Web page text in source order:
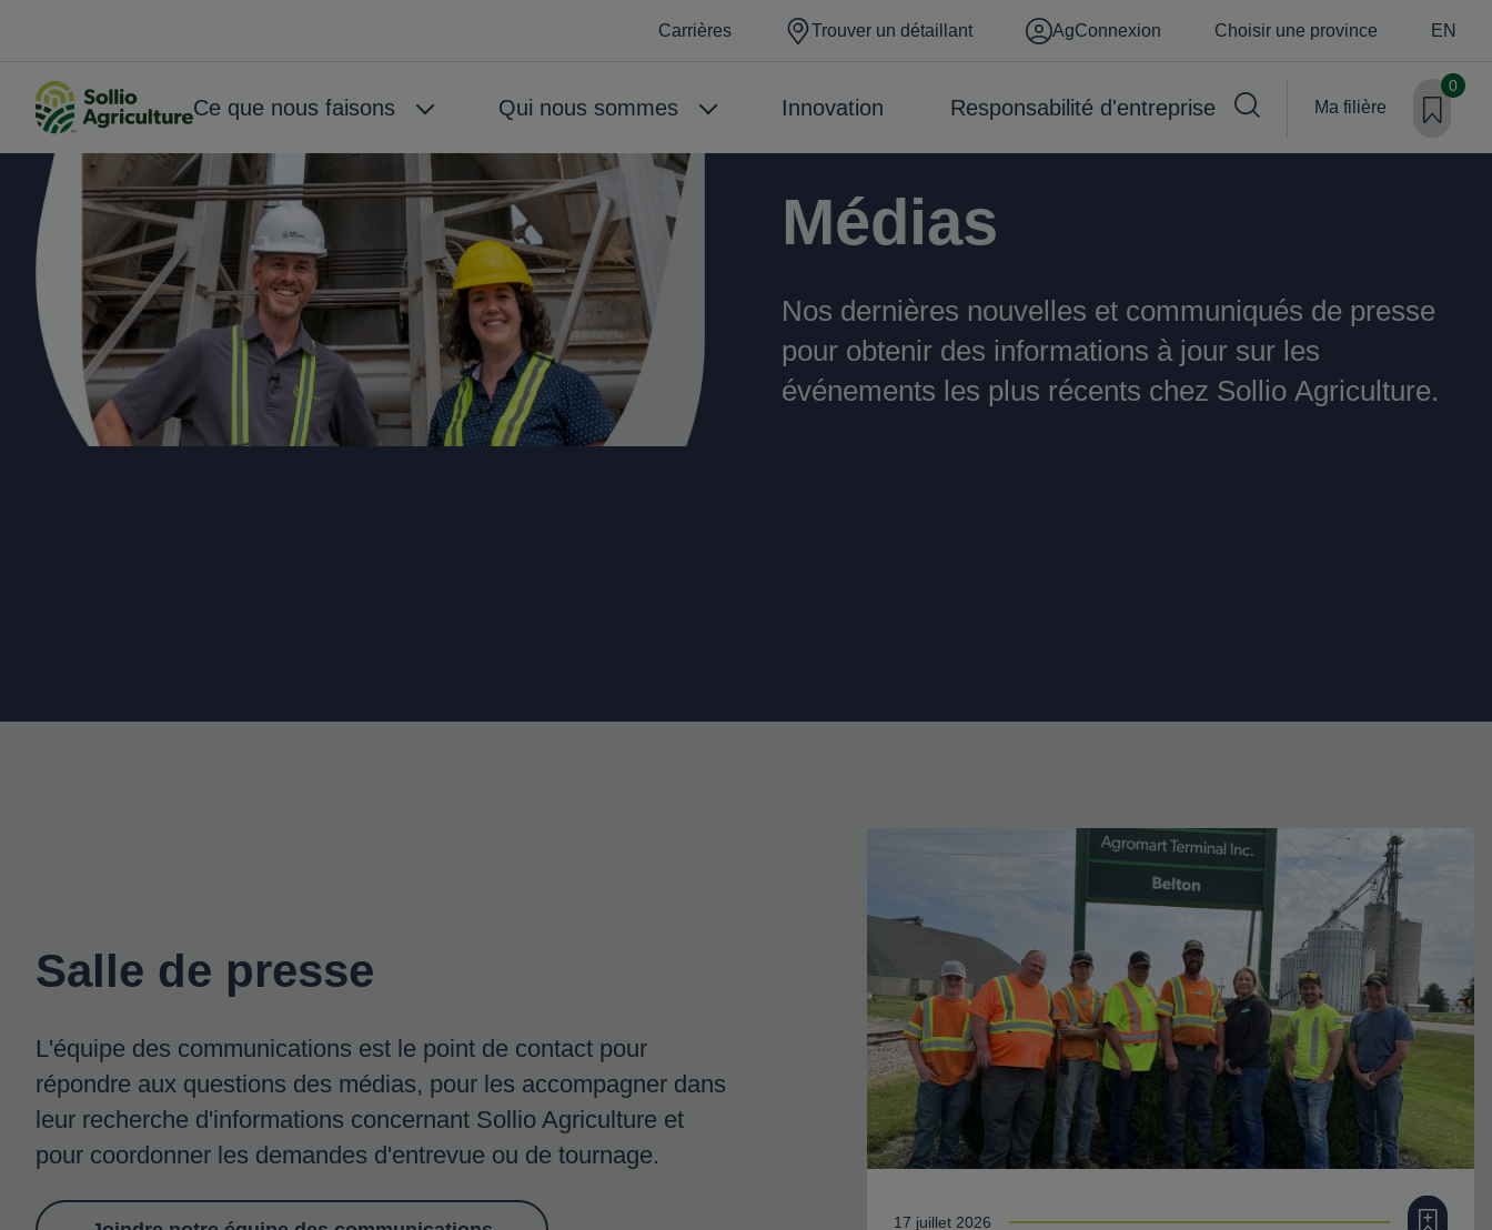
Carrières
Trouver un détaillant AgConnexion Choisir une province EN
Ce que nous faisons Qui nous sommes Innovation Responsabilité d'entreprise Ma filière
0
Médias
Nos dernières nouvelles et communiqués de presse
pour obtenir des informations à jour sur les
événements les plus récents chez Sollio Agriculture.
Salle de presse
L'équipe des communications est le point de contact pour
répondre aux questions des médias, pour les accompagner dans
leur recherche d'informations concernant Sollio Agriculture et
pour coordonner les demandes d'entrevue ou de tournage.
17 juillet 2026
Ajouter à